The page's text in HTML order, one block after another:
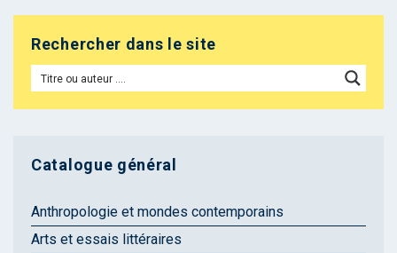
Rechercher dans le site
Catalogue général
Anthropologie et mondes contemporains
Arts et essais littéraires